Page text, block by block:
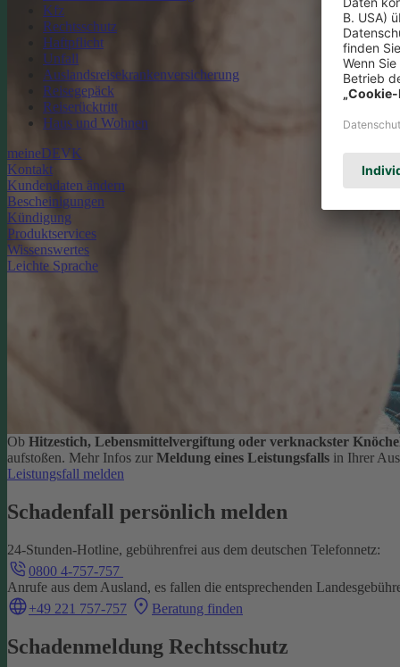
Kfz
Rechtsschutz
Haftpflicht
Unfall
Auslandsreisekrankenversicherung
Reisegepäck
Reiserücktritt
Haus und Wohnen
meineDEVK
Kontakt
Kundendaten ändern
Bescheinigungen
Kündigung
Produktservices
Wissenswertes
Leichte Sprache
Ob Hitzestich, Lebensmittelvergiftung oder verknackster
aufstoßen. Mehr Infos zur Meldung eines Leistungsfalls in Ihrer
Leistungsfall melden
Schadenfall persönlich melden
24-Stunden-Hotline, gebührenfrei aus dem deutschen Telefonnetz:
0800 4-757-757
Anrufe aus dem Ausland, es fallen die entsprechenden
+49 221 757-757
Beratung finden
Schadenmeldung Rechtsschutz